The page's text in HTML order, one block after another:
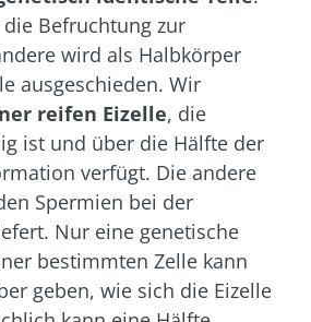
Befruchtung zur
wird als Halbkörper
ausgeschieden. Wir
reifen Eizelle, die
ist und über die Hälfte der
verfügt. Die andere
Spermien bei der
Nur eine genetische
bestimmten Zelle kann
geben, wie sich die Eizelle